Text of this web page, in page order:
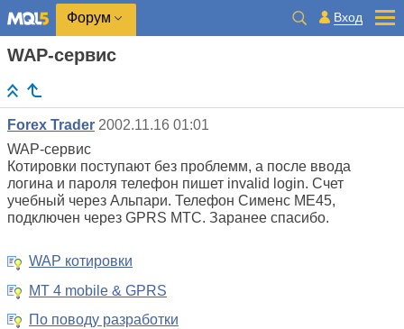
Форум Вход
WAP-сервис
Forex Trader 2002.11.16 01:01
WAP-сервис
Котировки поступают без проблемм, а после ввода
логина и пароля телефон пишет invalid login. Счет
учебный через Альпари. Телефон Сименс МЕ45,
подключен через GPRS МТС. Заранее спасибо.
WAP котировки
MT 4 mobile & GPRS
По поводу разработки